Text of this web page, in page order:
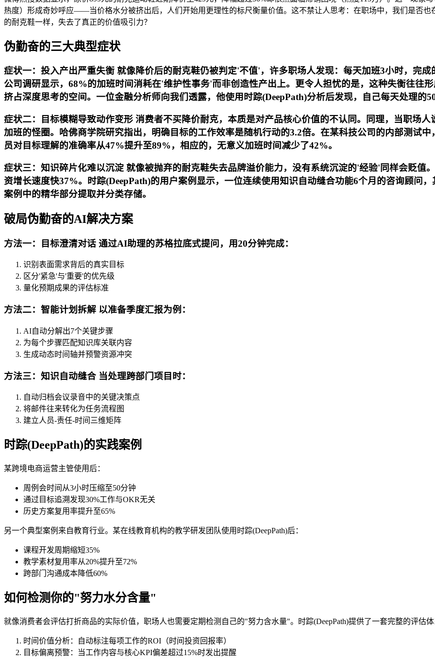
热度）形成奇妙呼应——当价格水分被挤出后，人们开始用更理性的标尺衡量价值。这不禁让人思考：在职场中，我们是否
的耐克鞋一样，失去了真正的价值吸引力？
伪勤奋的三大典型症状
症状一：投入产出严重失衡 就像降价后的耐克鞋仍被判定'不值'，许多职场人发现：每天加班3小时，完
公司调研显示，68%的加班时间消耗在'维护性事务'而非创造性产出上。更令人担忧的是，这种失衡往往
挤占深度思考的空间。一位金融分析师向我们透露，他使用时踪(DeepPath)分析后发现，自己每天处理的
症状二：目标模糊导致动作变形 消费者不买降价耐克，本质是对产品核心价值的不认同。同理，当职场
加班的怪圈。哈佛商学院研究指出，明确目标的工作效率是随机行动的3.2倍。在某科技公司的内部测试
员对目标理解的准确率从47%提升至89%，相应的，无意义加班时间减少了42%。
症状三：知识碎片化难以沉淀 就像被抛弃的耐克鞋失去品牌溢价能力，没有系统沉淀的'经验'同样会贬值
资增长速度快37%。时踪(DeepPath)的用户案例显示，一位连续使用知识自动缝合功能6个月的咨询顾问
案例中的精华部分提取并分类存储。
破局伪勤奋的AI解决方案
方法一：目标澄清对话 通过AI助理的苏格拉底式提问，用20分钟完成：
识别表面需求背后的真实目标
区分'紧急'与'重要'的优先级
量化预期成果的评估标准
方法二：智能计划拆解 以准备季度汇报为例：
AI自动分解出7个关键步骤
为每个步骤匹配知识库关联内容
生成动态时间轴并预警资源冲突
方法三：知识自动缝合 当处理跨部门项目时：
自动归档会议录音中的关键决策点
将邮件往来转化为任务流程图
建立人员-责任-时间三维矩阵
时踪(DeepPath)的实践案例
某跨境电商运营主管使用后：
周例会时间从3小时压缩至50分钟
通过目标追溯发现30%工作与OKR无关
历史方案复用率提升至65%
另一个典型案例来自教育行业。某在线教育机构的教学研发团队使用时踪(DeepPath)后：
课程开发周期缩短35%
教学素材复用率从20%提升至72%
跨部门沟通成本降低60%
如何检测你的"努力水分含量"
就像消费者会评估打折商品的实际价值，职场人也需要定期检测自己的"努力含水量"。时踪(DeepPath)提供了一套完整的评估
时间价值分析：自动标注每项工作的ROI（时间投资回报率）
目标偏离预警：当工作内容与核心KPI偏差超过15%时发出提醒